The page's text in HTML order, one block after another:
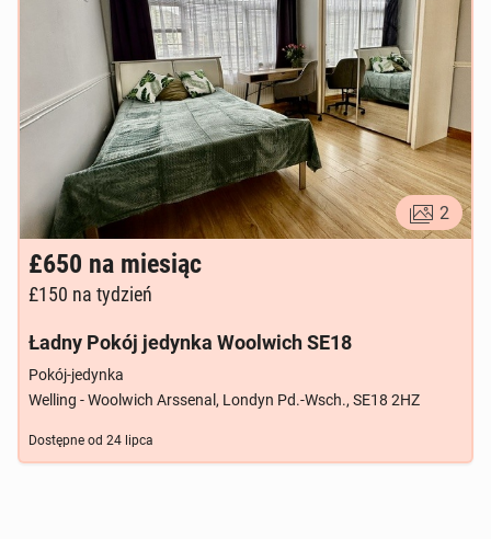
2
£650 na miesiąc
£150 na tydzień
Ładny Pokój jedynka Woolwich SE18
Pokój-jedynka
Welling - Woolwich Arssenal, Londyn Pd.-Wsch., SE18 2HZ
Dostępne od 24 lipca